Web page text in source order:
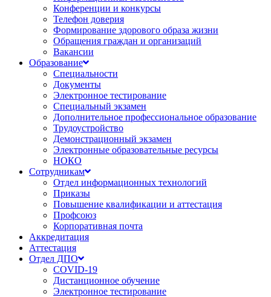
Конференции и конкурсы
Телефон доверия
Формирование здорового образа жизни
Обращения граждан и организаций
Вакансии
Образование
Специальности
Документы
Электронное тестирование
Специальный экзамен
Дополнительное профессиональное образование
Трудоустройство
Демонстрационный экзамен
Электронные образовательные ресурсы
НОКО
Сотрудникам
Отдел информационных технологий
Приказы
Повышение квалификации и аттестация
Профсоюз
Корпоративная почта
Аккредитация
Аттестация
Отдел ДПО
COVID-19
Дистанционное обучение
Электронное тестирование